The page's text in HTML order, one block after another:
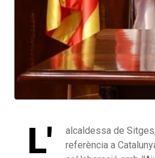
L'
alcaldessa de
referència a